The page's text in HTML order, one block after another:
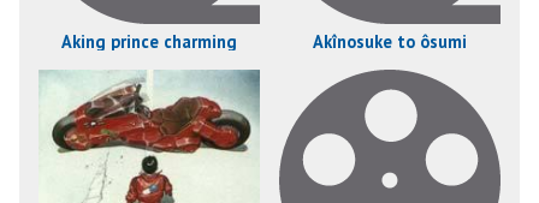
Aking prince charming Akînosuke to ôsumi